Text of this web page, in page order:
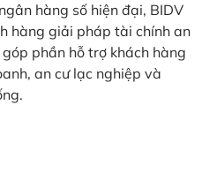
hàng số hiện đại, BIDV
hàng giải pháp tài chính an
phần hỗ trợ khách hàng
an cư lạc nghiệp và